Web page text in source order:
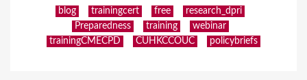
blog trainingcert free
research_dpri
Preparedness
training
webinar
trainingCMECPD
CUHKCCOUC policybriefs